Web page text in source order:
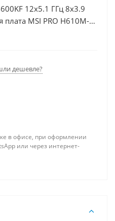
12x5.1 ГГц 8x3.9
MSI PRO H610M-E,
Память DDR4 64Gb,
дешевле?
в офисе, при оформлении
или через интернет-